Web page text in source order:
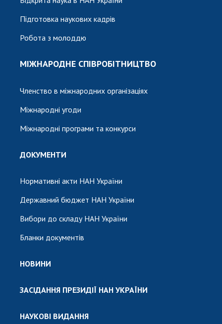
Підготовка наукових кадрів
Робота з молоддю
МІЖНАРОДНЕ СПІВРОБІТНИЦТВО
Членство в міжнародних організаціях
Міжнародні угоди
Міжнародні програми та конкурси
ДОКУМЕНТИ
Нормативні акти НАН України
Державний бюджет НАН України
Вибори до складу НАН України
Бланки документів
НОВИНИ
ЗАСІДАННЯ ПРЕЗИДІЇ НАН УКРАЇНИ
НАУКОВІ ВИДАННЯ